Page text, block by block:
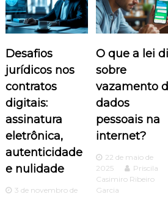
ç
ã
o
d
e
P
o
Desafios
jurídicos nos
contratos
digitais:
assinatura
eletrônica,
autenticidade
e nulidade
3 de novembro de
O que a lei
sobre
vazamento
dados
pessoais na
internet?
22 de maio de
2025
Priscila
Casimiro Ribeiro
Garcia